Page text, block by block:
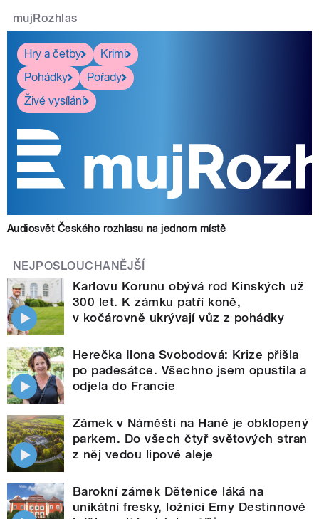
mujRozhlas
Hry a četby
Krimi
Pohádky
Pořady
Živé vysílání
Audiosvět Českého rozhlasu na jednom místě
NEJPOSLOUCHANĚJŠÍ
Karlovu Korunu obývá rod Kinských už
300 let. K zámku patří koně,
v kočárovně ukrývají vůz z pohádky
Herečka Ilona Svobodová: Krize přišla
po padesátce. Všechno jsem opustila a
odjela do Francie
Zámek v Náměšti na Hané je obklopený
parkem. Do všech čtyř světových stran
z něj vedou lipové aleje
Barokní zámek Dětenice láká na
unikátní fresky, ložnici Emy Destinnové